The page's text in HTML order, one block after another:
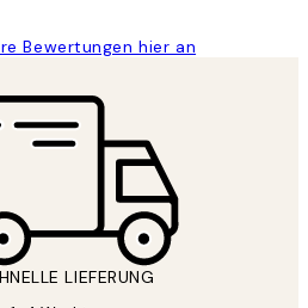
Bewertungen hier an
LIEFERUNG